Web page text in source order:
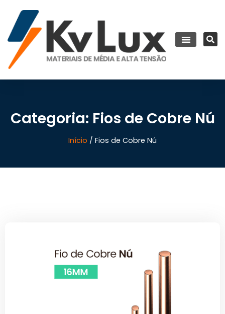
Categoria: Fios de Cobre Nú
Início / Fios de Cobre Nú